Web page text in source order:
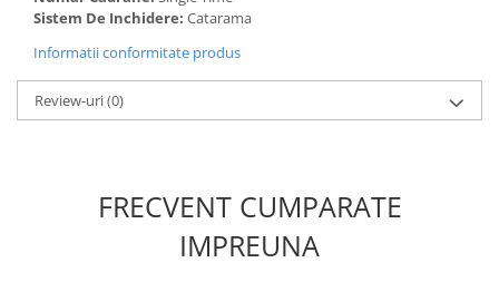
Sistem De Inchidere: Catarama
Informatii conformitate produs
Review-uri(0)
FRECVENT CUMPARATE
IMPREUNA